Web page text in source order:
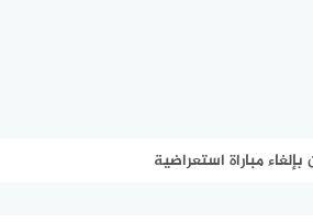
مباراة استعراضية